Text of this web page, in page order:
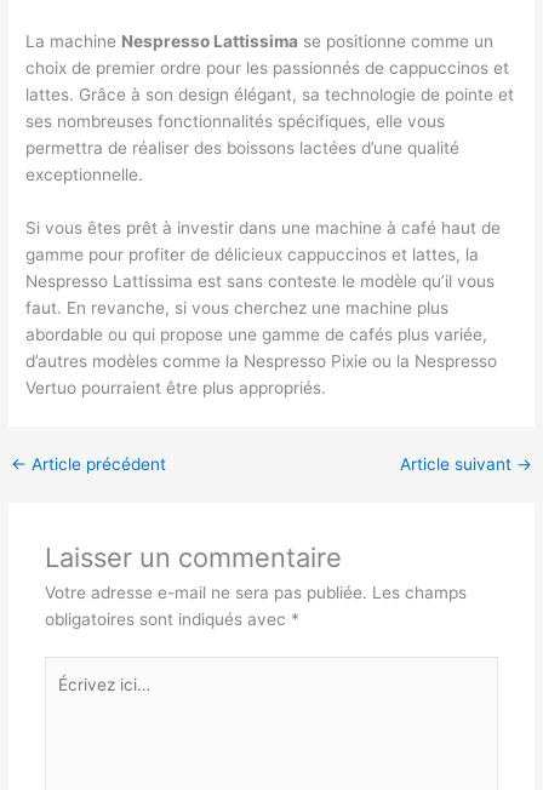
La machine Nespresso Lattissima se positionne comme un
choix de premier ordre pour les passionnés de cappuccinos et
lattes. Grâce à son design élégant, sa technologie de pointe et
ses nombreuses fonctionnalités spécifiques, elle vous
permettra de réaliser des boissons lactées d’une qualité
exceptionnelle.
Si vous êtes prêt à investir dans une machine à café haut de
gamme pour profiter de délicieux cappuccinos et lattes, la
Nespresso Lattissima est sans conteste le modèle qu’il vous
faut. En revanche, si vous cherchez une machine plus
abordable ou qui propose une gamme de cafés plus variée,
d’autres modèles comme la Nespresso Pixie ou la Nespresso
Vertuo pourraient être plus appropriés.
← Article précédent Article suivant →
Laisser un commentaire
Votre adresse e-mail ne sera pas publiée. Les champs
obligatoires sont indiqués avec *
Écrivez
ici…